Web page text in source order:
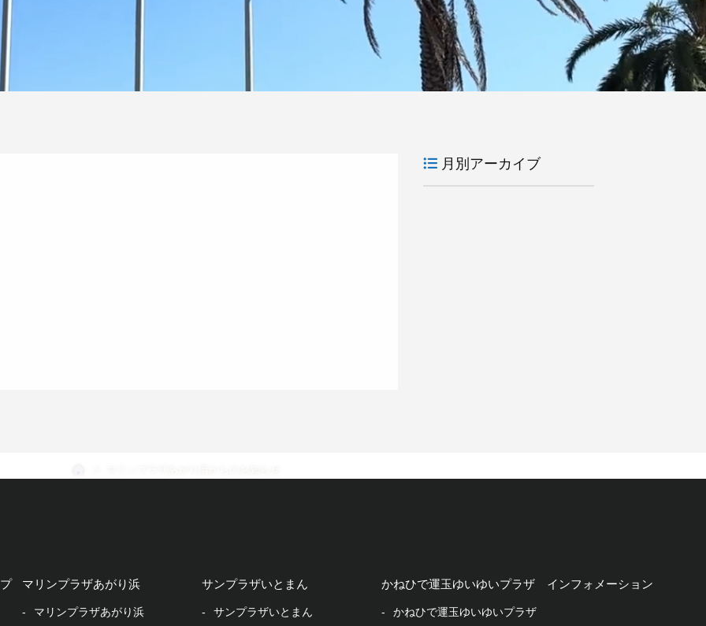
月別アーカイブ
マリンプラザあがり浜
マリンプラザあがり浜
サンプラザいとまん
サンプラザいとまん
かねひで運玉ゆいゆいプラザ
かねひで運玉ゆいゆいプラザ
インフォメーション